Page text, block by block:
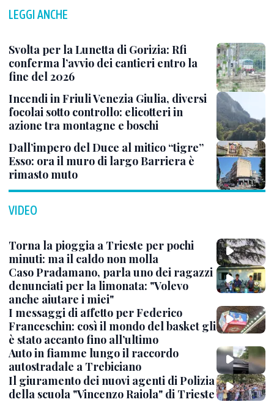
LEGGI ANCHE
Svolta per la Lunetta di Gorizia: Rfi
conferma l’avvio dei cantieri entro la
fine del 2026
Incendi in Friuli Venezia Giulia, diversi
focolai sotto controllo: elicotteri in
azione tra montagne e boschi
Dall’impero del Duce al mitico “tigre”
Esso: ora il muro di largo Barriera è
rimasto muto
VIDEO
Torna la pioggia a Trieste per pochi
minuti: ma il caldo non molla
Caso Pradamano, parla uno dei ragazzi
denunciati per la limonata: "Volevo
anche aiutare i miei"
I messaggi di affetto per Federico
Franceschin: così il mondo del basket gli
è stato accanto fino all’ultimo
Auto in fiamme lungo il raccordo
autostradale a Trebiciano
Il giuramento dei nuovi agenti di Polizia
della scuola "Vincenzo Raiola" di Trieste